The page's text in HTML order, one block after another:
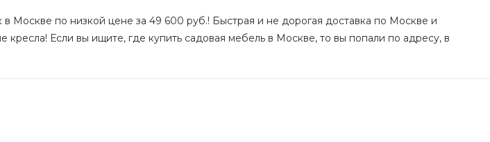
по низкой цене за 49 600 руб.! Быстрая и не дорогая доставка по Москве и
Если вы ищите, где купить садовая мебель в Москве, то вы попали по адресу, в